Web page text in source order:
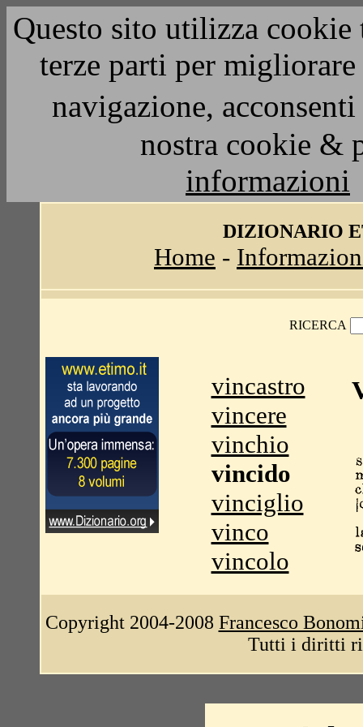
Questo sito utilizza
terze parti per
navigazione,
nostra cookie &
informazioni
DIZIONARIO
Home -
RICERCA
vincastro
vincere
vinchio
vincido
vinciglio
vinco
vincolo
Copyright 2004-2008 Francesco
Tutti i diritti